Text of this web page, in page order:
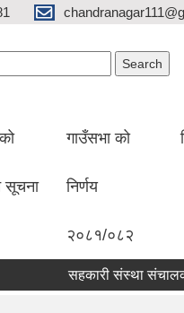
सूचना
गाउँसभा को
निर्णय
२०८१/०८२
सहकारी संस्था